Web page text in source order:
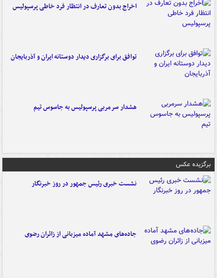
اخراج بدون تعارف در انتظار فرد خاطی پرسپولیس
توافق برای برگزاری دیدار دوستانه ایران و آذربایجان
هشدار سرمربی پرسپولیس به جاسوس تیم
برگزیده عکس
نشست خبری رئیس جمهور در روز خبرنگار
جاده‌های مشهد آماده میزبانی از زائران رضوی